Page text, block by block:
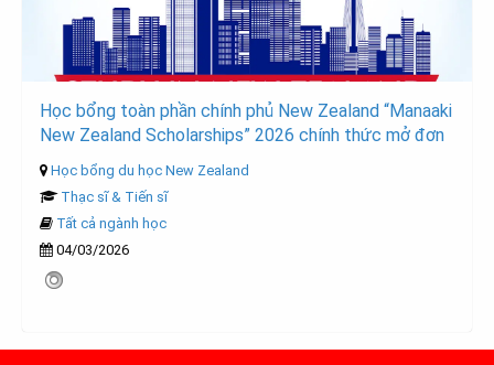
Học bổng toàn phần chính phủ New Zealand “Manaaki
New Zealand Scholarships” 2026 chính thức mở đơn
Học bổng du học New Zealand
Thạc sĩ & Tiến sĩ
Tất cả ngành học
04/03/2026